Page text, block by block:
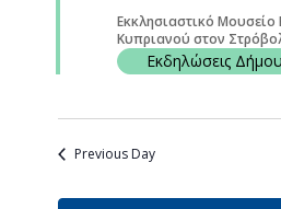
Εκκλησιαστικό
Κυπριανού στον
Εκδηλώσεις Δήμου
Previous Day